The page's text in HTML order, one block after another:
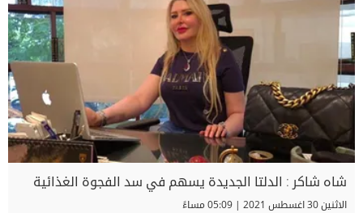
شاه شاكر : الدلتا الجديدة يسهم في سد الفجوة الغذائية
الاثنين 30 اغسطس 2021 | 05:09 مساءً